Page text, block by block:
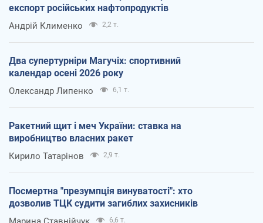
експорт російських нафтопродуктів
Андрій Клименко 2,2 т.
Два супертурніри Магучіх: спортивний
календар осені 2026 року
Олександр Липенко 6,1 т.
Ракетний щит і меч України: ставка на
виробництво власних ракет
Кирило Татарінов 2,9 т.
Посмертна "презумпція винуватості": хто
дозволив ТЦК судити загиблих захисників
6,6 т.